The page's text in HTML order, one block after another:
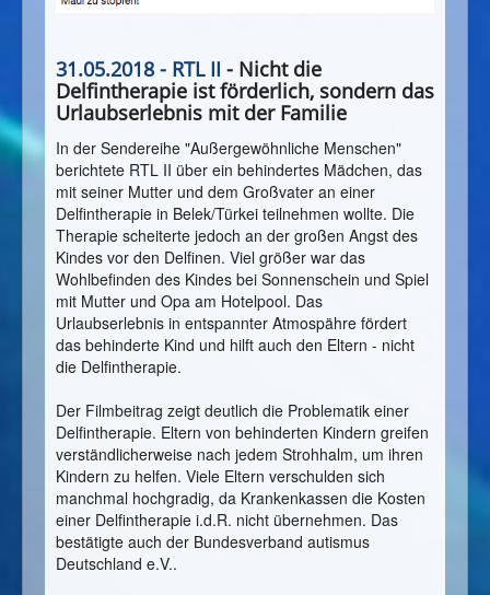
31.05.2018 - RTL II - Nicht die
Delfintherapie ist förderlich, sondern das
Urlaubserlebnis mit der Familie
In der Sendereihe "Außergewöhnliche Menschen"
berichtete RTL II über ein behindertes Mädchen, das
mit seiner Mutter und dem Großvater an einer
Delfintherapie in Belek/Türkei teilnehmen wollte. Die
Therapie scheiterte jedoch an der großen Angst des
Kindes vor den Delfinen. Viel größer war das
Wohlbefinden des Kindes bei Sonnenschein und Spiel
mit Mutter und Opa am Hotelpool. Das
Urlaubserlebnis in entspannter Atmospähre fördert
das behinderte Kind und hilft auch den Eltern - nicht
die Delfintherapie.
Der Filmbeitrag zeigt deutlich die Problematik einer
Delfintherapie. Eltern von behinderten Kindern greifen
verständlicherweise nach jedem Strohhalm, um ihren
Kindern zu helfen. Viele Eltern verschulden sich
manchmal hochgradig, da Krankenkassen die Kosten
einer Delfintherapie i.d.R. nicht übernehmen. Das
bestätigte auch der Bundesverband autismus
Deutschland e.V..